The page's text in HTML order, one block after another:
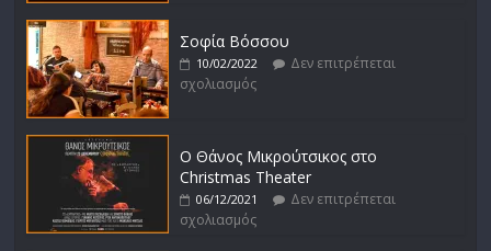
Σοφία Βόσσου
10/02/2022
Δεν επιτρέπεται
σχολιασμός
Ο Θάνος Μικρούτσικος στο
Christmas Theater
06/12/2021
Δεν επιτρέπεται
σχολιασμός